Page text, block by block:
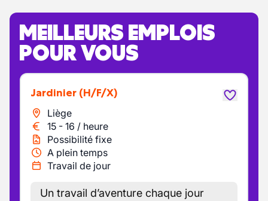
MEILLEURS EMPLOIS
POUR VOUS
Jardinier (H/F/X)
Liège
15 - 16 / heure
Possibilité fixe
A plein temps
Travail de jour
Un travail d’aventure chaque jour